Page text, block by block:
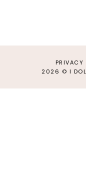
PRIVACY
2026 © I